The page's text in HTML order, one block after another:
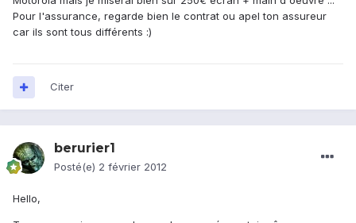
Pour l'assurance, regarde bien le contrat ou apel ton assureur
car ils sont tous différents :)
Citer
berurier1
Posté(e) 2 février 2012
Hello,